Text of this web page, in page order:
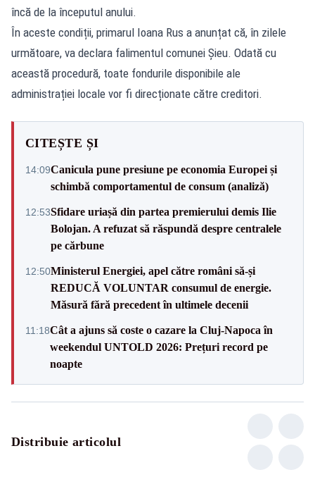
încă de la începutul anului.
În aceste condiții, primarul Ioana Rus a anunțat că, în zilele
următoare, va declara falimentul comunei Șieu. Odată cu
această procedură, toate fondurile disponibile ale
administrației locale vor fi direcționate către creditori.
CITEȘTE ȘI
14:09Canicula pune presiune pe economia Europei și
schimbă comportamentul de consum (analiză)
12:53Sfidare uriașă din partea premierului demis Ilie
Bolojan. A refuzat să răspundă despre centralele
pe cărbune
12:50Ministerul Energiei, apel către români să-și
REDUCĂ VOLUNTAR consumul de energie.
Măsură fără precedent în ultimele decenii
11:18Cât a ajuns să coste o cazare la Cluj-Napoca în
weekendul UNTOLD 2026: Prețuri record pe
noapte
Distribuie articolul